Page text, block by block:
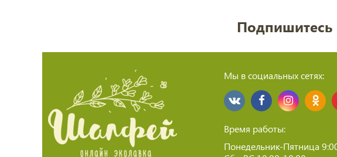
Подпишитесь
Мы в социальных сетях:
Время работы:
Понедельник-Пятница